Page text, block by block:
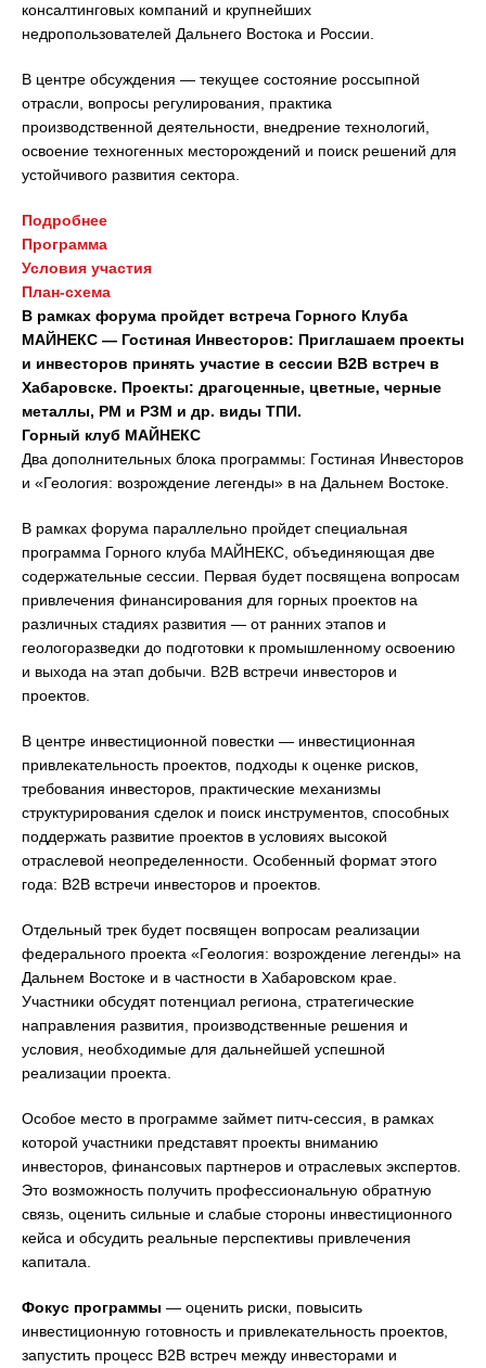
консалтинговых компаний и крупнейших
недропользователей Дальнего Востока и России.
В центре обсуждения — текущее состояние россыпной
отрасли, вопросы регулирования, практика
производственной деятельности, внедрение технологий,
освоение техногенных месторождений и поиск решений для
устойчивого развития сектора.
Подробнее
Программа
Условия участия
План-схема
В рамках форума пройдет встреча Горного Клуба
МАЙНЕКС — Гостиная Инвесторов: Приглашаем проекты
и инвесторов принять участие в сессии B2B встреч в
Хабаровске. Проекты: драгоценные, цветные, черные
металлы, РМ и РЗМ и др. виды ТПИ.
Горный клуб МАЙНЕКС
Два дополнительных блока программы: Гостиная Инвесторов
и «Геология: возрождение легенды» в на Дальнем Востоке.
В рамках форума параллельно пройдет специальная
программа Горного клуба МАЙНЕКС, объединяющая две
содержательные сессии. Первая будет посвящена вопросам
привлечения финансирования для горных проектов на
различных стадиях развития — от ранних этапов и
геологоразведки до подготовки к промышленному освоению
и выхода на этап добычи. B2B встречи инвесторов и
проектов.
В центре инвестиционной повестки — инвестиционная
привлекательность проектов, подходы к оценке рисков,
требования инвесторов, практические механизмы
структурирования сделок и поиск инструментов, способных
поддержать развитие проектов в условиях высокой
отраслевой неопределенности. Особенный формат этого
года: B2B встречи инвесторов и проектов.
Отдельный трек будет посвящен вопросам реализации
федерального проекта «Геология: возрождение легенды» на
Дальнем Востоке и в частности в Хабаровском крае.
Участники обсудят потенциал региона, стратегические
направления развития, производственные решения и
условия, необходимые для дальнейшей успешной
реализации проекта.
Особое место в программе займет питч-сессия, в рамках
которой участники представят проекты вниманию
инвесторов, финансовых партнеров и отраслевых экспертов.
Это возможность получить профессиональную обратную
связь, оценить сильные и слабые стороны инвестиционного
кейса и обсудить реальные перспективы привлечения
капитала.
Фокус программы — оценить риски, повысить
инвестиционную готовность и привлекательность проектов,
запустить процесс B2B встреч между инвесторами и